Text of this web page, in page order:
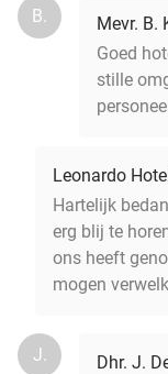
B.
Mevr. B.
Goed
stille
Leonardo
Hartelijk
erg blij te
ons heeft
mogen
J.
Dhr. J.